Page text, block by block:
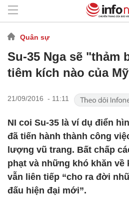
Quân sự
Su-35 Nga sẽ "thảm
tiêm kích nào của
21/09/2016 - 11:11
NI coi Su-35 là ví dụ điển
đã tiến hành thành công
lượng vũ trang. Bất chấp
phạt và những khó khăn
vẫn liên tiếp “cho ra đời
đấu hiện đại mới”.